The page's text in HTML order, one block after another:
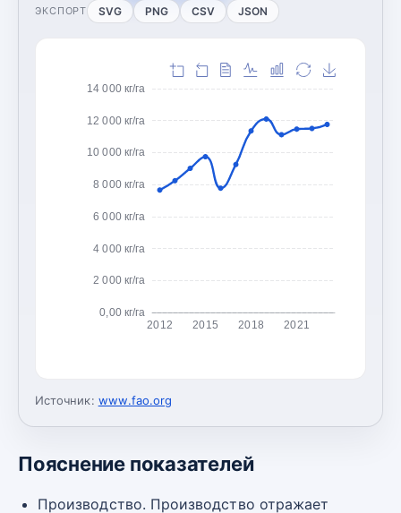
ЭКСПОРТ SVG PNG CSV JSON
0,00 кг/га
2 000 кг/га
4 000 кг/га
6 000 кг/га
8 000 кг/га
10 000 кг/га
12 000 кг/га
14 000 кг/га
2012 2015 2018 2021
Источник: www.fao.org
Пояснение показателей
Производство. Производство отражает